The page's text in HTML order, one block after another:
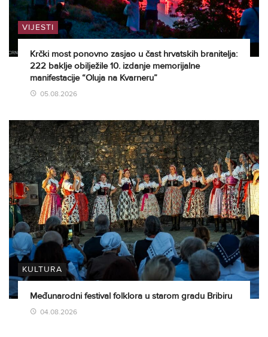
VIJESTI
Krčki most ponovno zasjao u čast hrvatskih branitelja:
222 baklje obilježile 10. izdanje memorijalne
manifestacije “Oluja na Kvarneru”
05.08.2026
KULTURA
Međunarodni festival folklora u starom gradu Bribiru
04.08.2026